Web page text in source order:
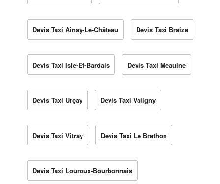
Devis Taxi Ainay-Le-Château Devis Taxi Braize
Devis Taxi Isle-Et-Bardais Devis Taxi Meaulne
Devis Taxi Urçay Devis Taxi Valigny
Devis Taxi Vitray Devis Taxi Le Brethon
Devis Taxi Louroux-Bourbonnais